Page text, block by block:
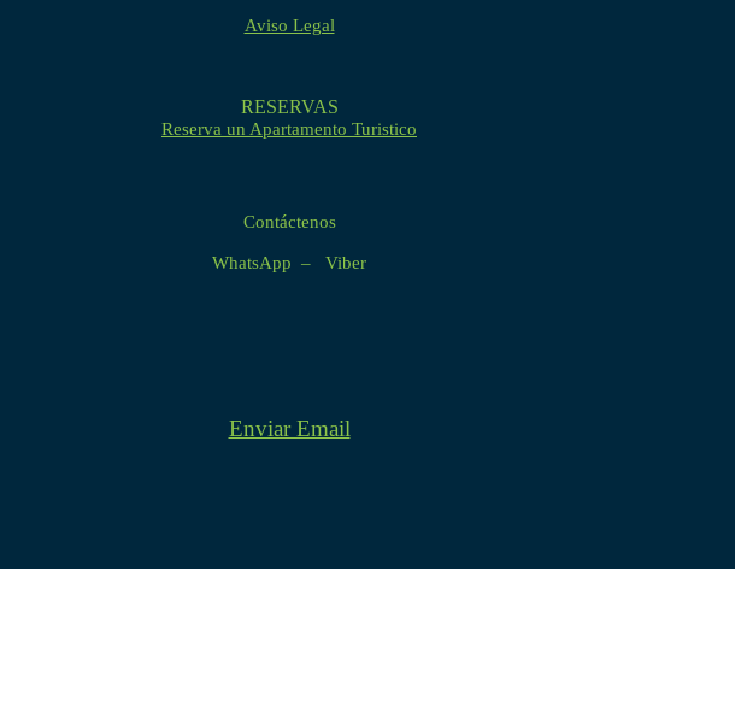
Aviso Legal
RESERVAS
Reserva un Apartamento Turistico
Contáctenos
WhatsApp – Viber
Enviar Email